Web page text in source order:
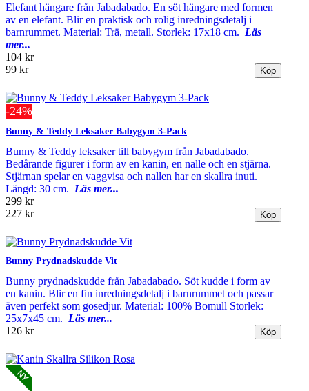
Elefant hängare från Jabadabado. En söt hängare med formen
av en elefant. Blir en praktisk och rolig inredningsdetalj i
barnrummet. Material: Trä, metall. Storlek: 17x18 cm. Läs
mer...
104 kr
99 kr
-24%
Bunny & Teddy Leksaker Babygym 3-Pack
Bunny & Teddy leksaker till babygym från Jabadabado.
Bedårande figurer i form av en kanin, en nalle och en stjärna.
Stjärnan spelar en vaggvisa och nallen har en skallra inuti.
Längd: 30 cm. Läs mer...
299 kr
227 kr
Bunny Prydnadskudde Vit
Bunny prydnadskudde från Jabadabado. Söt kudde i form av
en kanin. Blir en fin inredningsdetalj i barnrummet och passar
även perfekt som gosedjur. Material: 100% Bomull Storlek:
25x7x45 cm. Läs mer...
126 kr